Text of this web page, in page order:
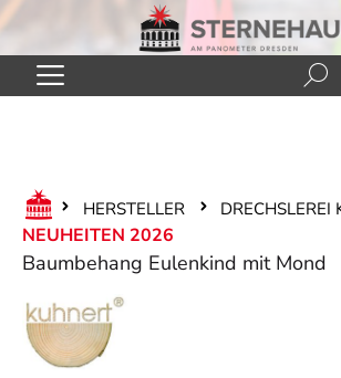
Zum Hauptinhalt springen
HERSTELLER DRECHSLEREI
NEUHEITEN 2026
Baumbehang Eulenkind mit Mond